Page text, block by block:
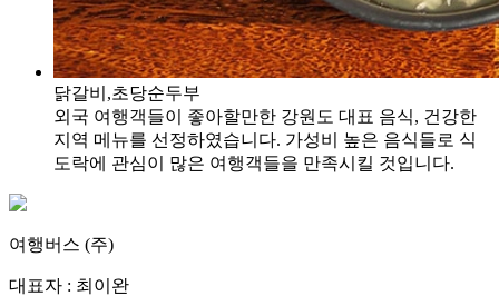
닭갈비,초당순두부
외국 여행객들이 좋아할만한 강원도 대표 음식, 건강한
지역 메뉴를 선정하였습니다. 가성비 높은 음식들로 식
도락에 관심이 많은 여행객들을 만족시킬 것입니다.
여행버스 (주)
대표자 : 최이완